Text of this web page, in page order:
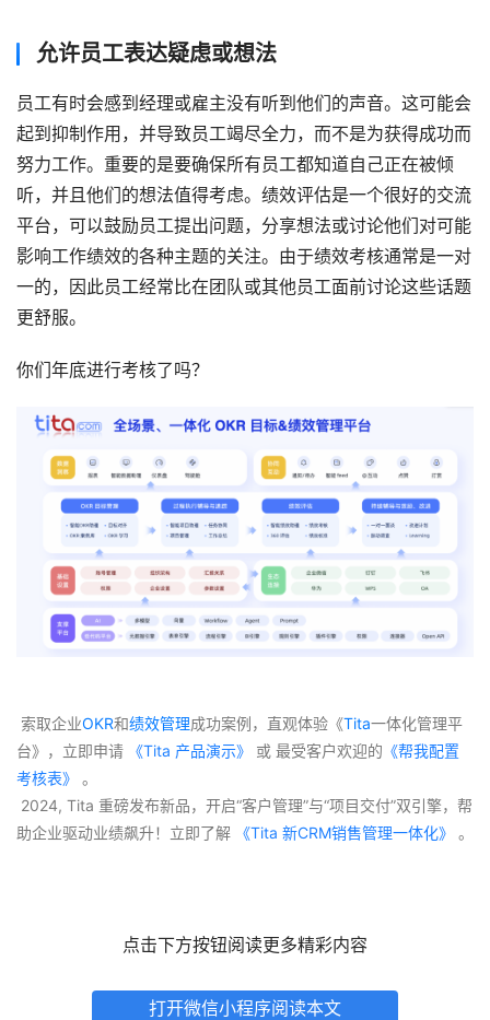
允许员工表达疑虑或想法
员工有时会感到经理或雇主没有听到他们的声音。这可能会
起到抑制作用，并导致员工竭尽全力，而不是为获得成功而
努力工作。重要的是要确保所有员工都知道自己正在被倾
听，并且他们的想法值得考虑。绩效评估是一个很好的交流
平台，可以鼓励员工提出问题，分享想法或讨论他们对可能
影响工作绩效的各种主题的关注。由于绩效考核通常是一对
一的，因此员工经常比在团队或其他员工面前讨论这些话题
更舒服。
你们年底进行考核了吗？
索取企业OKR和绩效管理成功案例，直观体验《Tita一体化管理平
台》，立即申请 《Tita 产品演示》 或 最受客户欢迎的 《帮我配置
考核表》
。
助企业驱动业绩飙升！立即了解 《Tita 新CRM销售管理一体化》 。
点击下方按钮阅读更多精彩内容
打开微信小程序阅读本文